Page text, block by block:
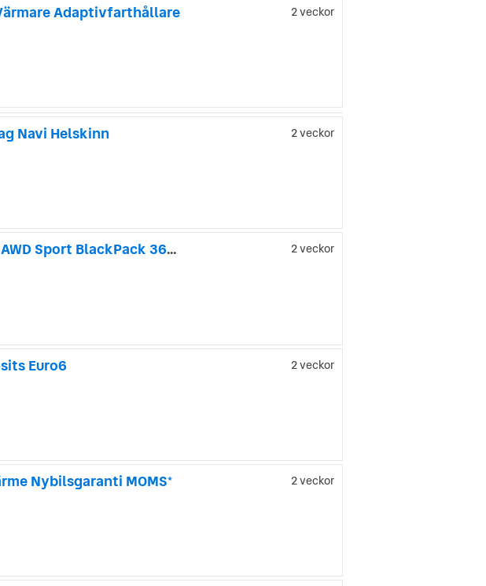
Adaptivfarthållare
2 veckor
Navi Helskinn 2 veckor
Land Rover Range Rover Evoque 2.2 SD4 AWD Sport BlackPack 360 Pano Drag
2 veckor
Euro6
2 veckor
Nybilsgaranti MOMS*
2 veckor